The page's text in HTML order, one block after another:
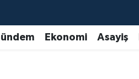
Ekonomi Asayiş